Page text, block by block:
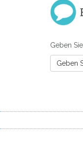
Geben
Geben